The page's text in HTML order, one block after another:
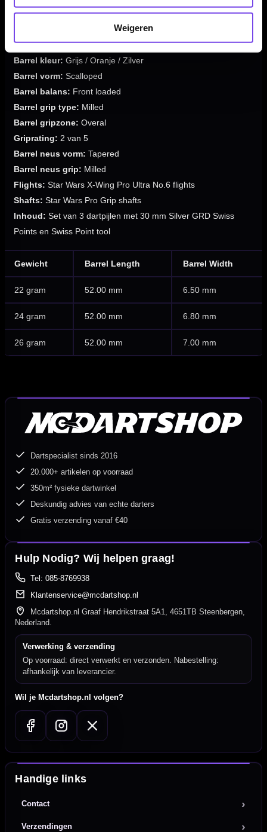
Weigeren
Puntensysteem:Target Swiss Point
90% tungsten
Beschikbare gewichten:22 / 24 / 26 gram
Barrel kleur: Grijs / Oranje / Zilver
Barrel vorm: Scalloped
Barrel balans: Front loaded
Barrel grip type: Milled
Barrel gripzone: Overal
Griprating: 2 van 5
Barrel neus vorm: Tapered
Barrel neus grip: Milled
Flights: Star Wars X-Wing Pro Ultra No.6 flights
Shafts: Star Wars Pro Grip shafts
Inhoud: Set van 3 dartpijlen met 30 mm Silver GRD Swiss
Points en Swiss Point tool
Gewicht Barrel Length Barrel Width
22 gram 52.00 mm 6.50 mm
24 gram 52.00 mm 6.80 mm
26 gram 52.00 mm 7.00 mm
Dartspecialist sinds 2016
20.000+ artikelen op voorraad
350m² fysieke dartwinkel
Deskundig advies van echte darters
Gratis verzending vanaf €40
Hulp Nodig? Wij helpen graag!
Tel: 085-8769938
Klantenservice@mcdartshop.nl
Mcdartshop.nl Graaf Hendrikstraat 5A1, 4651TB Steenbergen,
Nederland.
Verwerking & verzending
Op voorraad: direct verwerkt en verzonden. Nabestelling:
afhankelijk van leverancier.
Wil je Mcdartshop.nl volgen?
Handige links
Contact
Verzendingen